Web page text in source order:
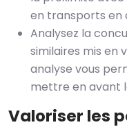
en transports en
Analysez la
similaires mis en
analyse vous
mettre en avant
Valoriser les